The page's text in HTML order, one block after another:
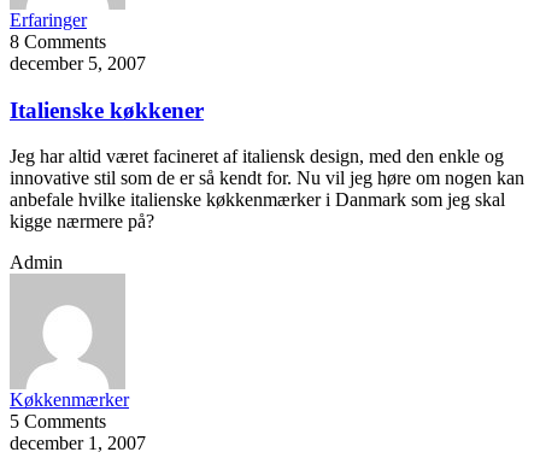
Erfaringer
8 Comments
december 5, 2007
Italienske køkkener
Jeg har altid været facineret af italiensk design, med den enkle og
innovative stil som de er så kendt for. Nu vil jeg høre om nogen kan
anbefale hvilke italienske køkkenmærker i Danmark som jeg skal
kigge nærmere på?
Admin
Køkkenmærker
5 Comments
december 1, 2007